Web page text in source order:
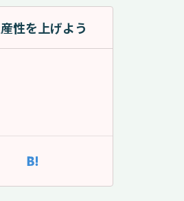
性を上げよう